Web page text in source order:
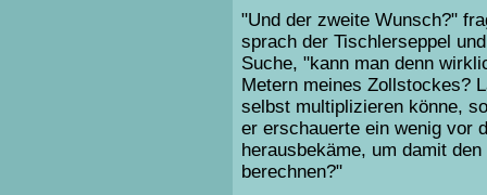
"Und der zweite Wunsch?"
sprach der Tischlerseppel
Suche, "kann man denn
Metern meines Zollstockes?
selbst multiplizieren könne,
er erschauerte ein wenig vor
herausbekäme, um damit
berechnen?"